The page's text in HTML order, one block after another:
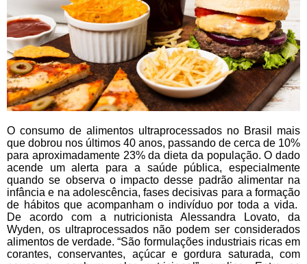
O consumo de alimentos ultraprocessados no Brasil mais
que dobrou nos últimos 40 anos, passando de cerca de 10%
para aproximadamente 23% da dieta da população. O dado
acende um alerta para a saúde pública, especialmente
quando se observa o impacto desse padrão alimentar na
infância e na adolescência, fases decisivas para a formação
de hábitos que acompanham o indivíduo por toda a vida.
De acordo com a nutricionista Alessandra Lovato, da
Wyden, os ultraprocessados não podem ser considerados
alimentos de verdade. “São formulações industriais ricas em
corantes, conservantes, açúcar e gordura saturada, com